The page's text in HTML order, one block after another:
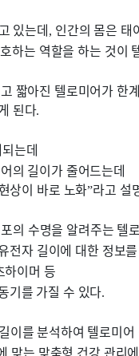
있는데, 인간의 몸은 태
하는 역할을 하는 것이
짧아진 텔로미어가 한
된다.
는데
의 길이가 줄어드는데
상이 바로 노화”라고 설
의 수명을 알려주는 텔
전자 길이에 대한 정보
하이머 등
기를 가질 수 있다.
이를 분석하여 텔로미
맞는 맞춤형 건강 관리